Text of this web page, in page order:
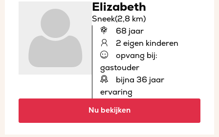
Elizabeth
Sneek(2,8 km)
68 jaar
2 eigen kinderen
opvang bij:
gastouder
bijna 36 jaar
ervaring
Nu bekijken